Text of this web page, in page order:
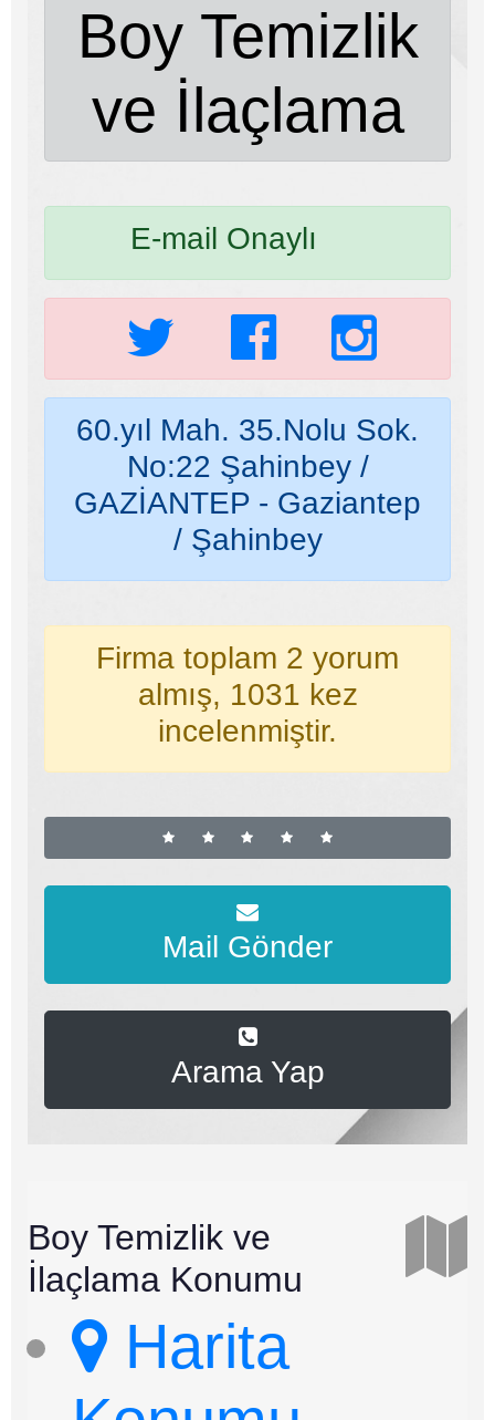
Boy Temizlik
ve İlaçlama
E-mail Onaylı
60.yıl Mah. 35.Nolu Sok.
No:22 Şahinbey /
GAZİANTEP - Gaziantep
/ Şahinbey
Firma toplam 2 yorum
almış, 1031 kez
incelenmiştir.
Mail Gönder
Arama Yap
Boy Temizlik ve
İlaçlama Konumu
Harita